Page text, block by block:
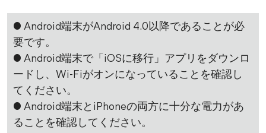
● Android端末がAndroid 4.0以降であることが必
要です。
● Android端末で「iOSに移行」アプリをダウンロ
ードし、Wi-Fiがオンになっていることを確認し
てください。
● Android端末とiPhoneの両方に十分な電力があ
ることを確認してください。